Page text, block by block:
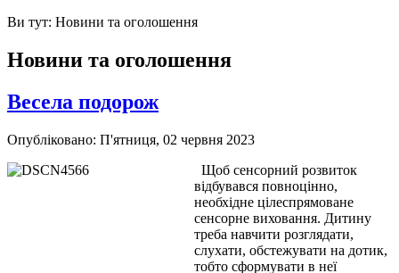
Ви тут: Новини та оголошення
Новини та оголошення
Весела подорож
Опубліковано: П'ятниця, 02 червня 2023
Щоб сенсорний розвиток
відбувався повноцінно,
необхідне цілеспрямоване
сенсорне виховання. Дитину
треба навчити розглядати,
слухати, обстежувати на дотик,
тобто сформувати в неї